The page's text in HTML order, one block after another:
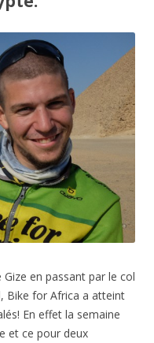
Gize en passant par le col
Bike for Africa a atteint
En effet la semaine
et ce pour deux